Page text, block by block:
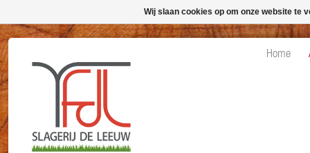
Home
Wij slaan cookies op om onze website te